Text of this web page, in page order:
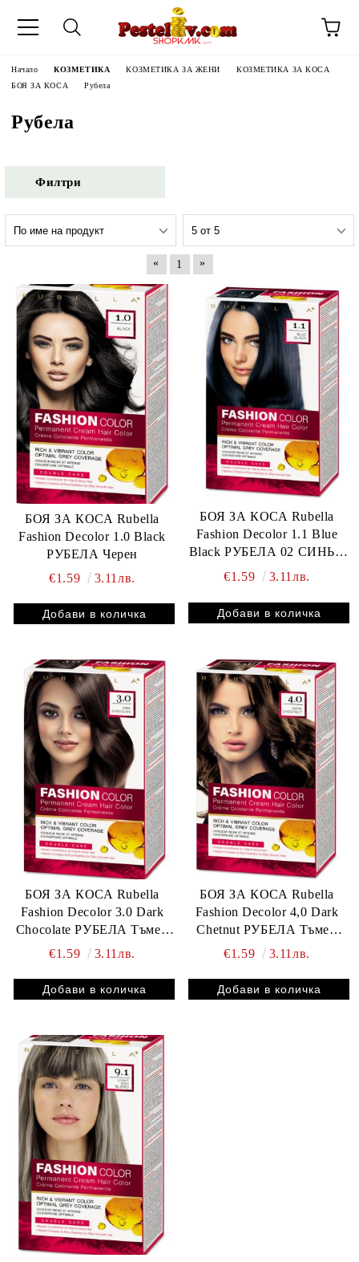
НА
Начало КОЗМЕТИКА КОЗМЕТИКА ЗА ЖЕНИ
КОЗМЕТИКА ЗА КОСА
БОЯ ЗА КОСА
Рубела
Рубела
Филтри
« 1 »
БОЯ ЗА КОСА Rubella
Fashion Decolor 1.0 Black
РУБЕЛА Черен
€1.59
3.11лв.
БОЯ ЗА КОСА Rubella
Fashion Decolor 1.1 Blue
Black РУБЕЛА 02 СИНЬО
ЧЕРНО нов номер
€1.59 3.11лв.
БОЯ ЗА КОСА Rubella
Fashion Decolor 3.0 Dark
Chocolate РУБЕЛА Тъмен
шоколад
€1.59 3.11лв.
БОЯ ЗА КОСА Rubella
Fashion Decolor 4,0 Dark
Chetnut РУБЕЛА Тъмен
кестен
€1.59 3.11лв.